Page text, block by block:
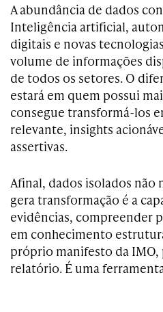
A abundância de dados
Inteligência artificial,
digitais e novas
volume de informações
de todos os setores. O
estará em quem possui
consegue transformá-los
relevante, insights
assertivas.
Afinal, dados isolados não
gera transformação é a
evidências, compreender
em conhecimento
próprio manifesto da IMO,
relatório. É uma